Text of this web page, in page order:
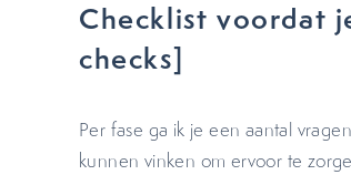
Checklist voordat
checks]
Per fase ga ik je een aantal
kunnen vinken om ervoor te